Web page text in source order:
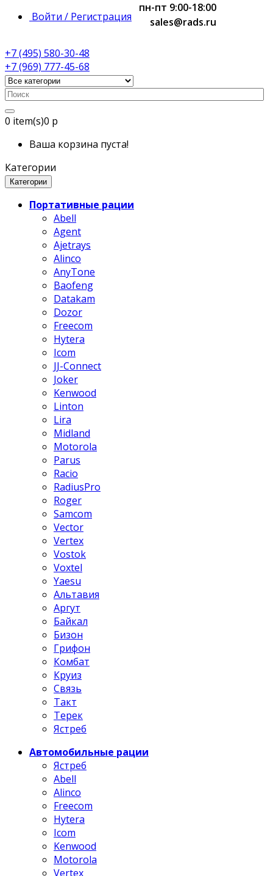
Войти / Регистрация
+7 (495) 580-30-48
+7 (969) 777-45-68
0 item(s)0 р
Ваша корзина пуста!
Категории
Категории
Портативные рации
Abell
Agent
Ajetrays
Alinco
AnyTone
Baofeng
Datakam
Dozor
Freecom
Hytera
Icom
JJ-Connect
Joker
Kenwood
Linton
Lira
Midland
Motorola
Parus
Racio
RadiusPro
Roger
Samcom
Vector
Vertex
Vostok
Voxtel
Yaesu
Альтавия
Аргут
Байкал
Бизон
Грифон
Комбат
Круиз
Связь
Такт
Терек
Ястреб
Автомобильные рации
Ястреб
Abell
Alinco
Freecom
Hytera
Icom
Kenwood
Motorola
Vertex
пн-пт 9:00-18:00
sales@rads.ru